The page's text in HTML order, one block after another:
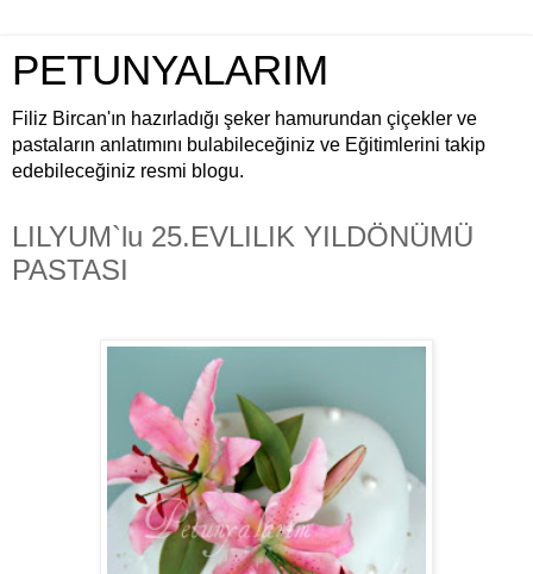
PETUNYALARIM
Filiz Bircan'ın hazırladığı şeker hamurundan çiçekler ve
pastaların anlatımını bulabileceğiniz ve Eğitimlerini takip
edebileceğiniz resmi blogu.
LILYUM`lu 25.EVLILIK YILDÖNÜMÜ
PASTASI